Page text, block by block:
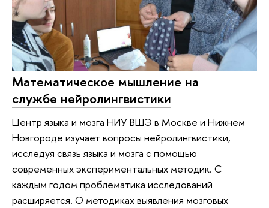
Математическое мышление на
службе нейролингвистики
Центр языка и мозга НИУ ВШЭ в Москве и Нижнем
Новгороде изучает вопросы нейролингвистики,
исследуя связь языка и мозга с помощью
современных экспериментальных методик. С
каждым годом проблематика исследований
расширяется. О методиках выявления мозговых